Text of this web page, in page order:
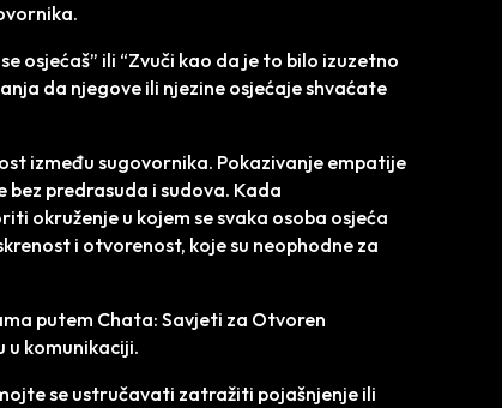
osjećaš” ili “Zvuči kao da je to bilo izuzetno
da njegove ili njezine osjećaje shvaćate
između sugovornika. Pokazivanje empatije
predrasuda i sudova. Kada
okruženje u kojem se svaka osoba osjeća
i otvorenost, koje su neophodne za
putem Chata: Savjeti za Otvoren
u komunikaciji.
se ustručavati zatražiti pojašnjenje ili